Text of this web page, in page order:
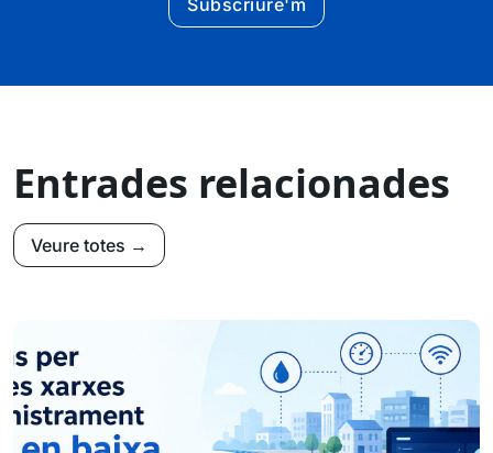
Subscriure'm
Entrades relacionades
Veure totes →